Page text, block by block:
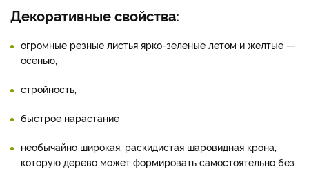
Декоративные свойства:
огромные резные листья ярко-зеленые летом и желтые —
осенью,
стройность,
быстрое нарастание
необычайно широкая, раскидистая шаровидная крона,
которую дерево может формировать самостоятельно без